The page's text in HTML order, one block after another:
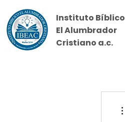
Instituto Bíblico
El Alumbrador
Cristiano a.c.